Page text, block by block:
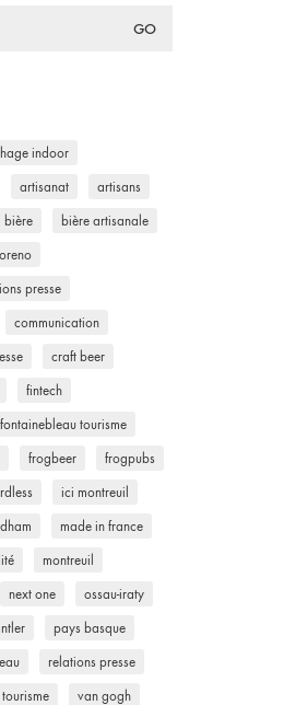
indoor
artisanat artisans
bière bière artisanale
presse
communication
craft beer
fintech
fontainebleau tourisme
frogbeer frogpubs
ici montreuil
made in france
montreuil
next one ossau-iraty
pays basque
relations presse
tourisme van gogh